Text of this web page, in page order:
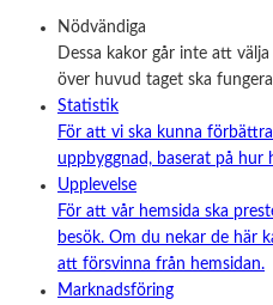
Nödvändiga
Dessa kakor går inte att
över huvud taget ska
Statistik
För att vi ska kunna
uppbyggnad, baserat på hur
Upplevelse
För att vår hemsida ska
besök. Om du nekar de här
att försvinna från hemsidan.
Marknadsföring